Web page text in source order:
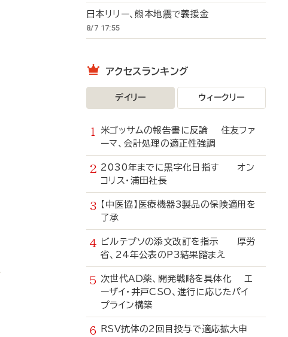
日本リリー、熊本地震で義援金
8/7 17:55
アクセスランキング
デイリー ウィークリー
米ゴッサムの報告書に反論 住友ファ
ーマ、会計処理の適正性強調
2030年までに黒字化目指す オン
コリス・浦田社長
【中医協】医療機器3製品の保険適用を
了承
ビルテプソの添文改訂を指示 厚労
省、24年公表のP3結果踏まえ
次世代AD薬、開発戦略を具体化 エ
ーザイ・井戸CSO、進行に応じたパイ
プライン構築
RSV抗体の2回目投与で適応拡大申